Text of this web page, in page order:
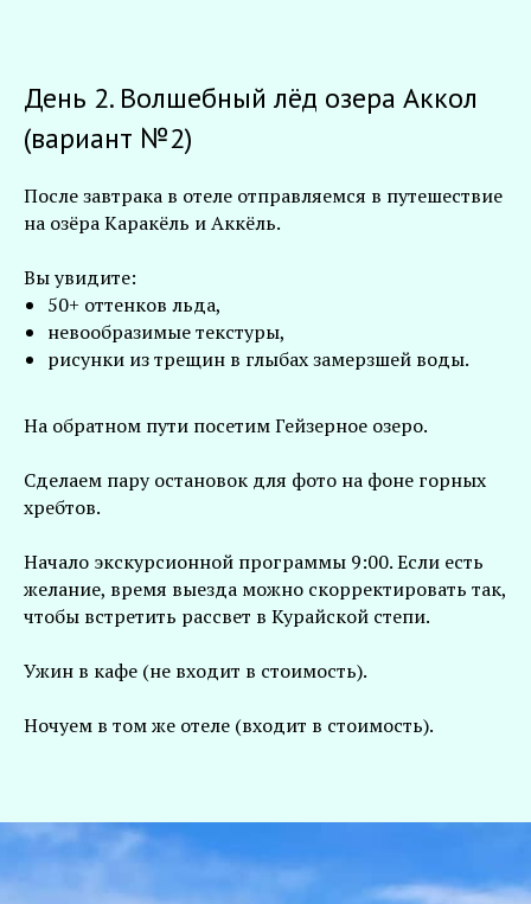
День 2. Волшебный лёд озера Аккол
(вариант №2)
После завтрака в отеле отправляемся в путешествие
на озёра Каракёль и Аккёль.
Вы увидите:
50+ оттенков льда,
невообразимые текстуры,
рисунки из трещин в глыбах замерзшей воды.
На обратном пути посетим Гейзерное озеро.
Сделаем пару остановок для фото на фоне горных
хребтов.
Начало экскурсионной программы 9:00. Если есть
желание, время выезда можно скорректировать так,
чтобы встретить рассвет в Курайской степи.
Ужин в кафе (не входит в стоимость).
Ночуем в том же отеле (входит в стоимость).